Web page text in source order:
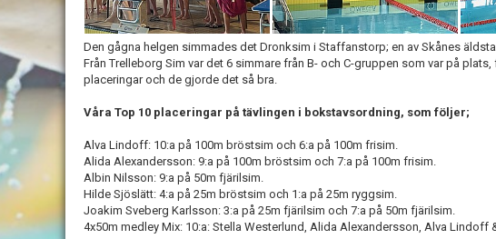
Den gågna helgen simmades det Dronksim i Staffanstorp; en av Skånes
Från Trelleborg Sim var det 6 simmare från B- och C-gruppen som var på
placeringar och de gjorde det så bra.
Våra Top 10 placeringar på tävlingen i bokstavsordning, som följer;
Alva Lindoff: 10:a på 100m bröstsim och 6:a på 100m frisim.
Alida Alexandersson: 9:a på 100m bröstsim och 7:a på 100m frisim.
Albin Nilsson: 9:a på 50m fjärilsim.
Hilde Sjöslätt: 4:a på 25m bröstsim och 1:a på 25m ryggsim.
Joakim Sveberg Karlsson: 3:a på 25m fjärilsim och 7:a på 50m fjärilsim.
4x50m medley Mix: 10:a: Stella Westerlund, Alida Alexandersson, Alva Lindoff